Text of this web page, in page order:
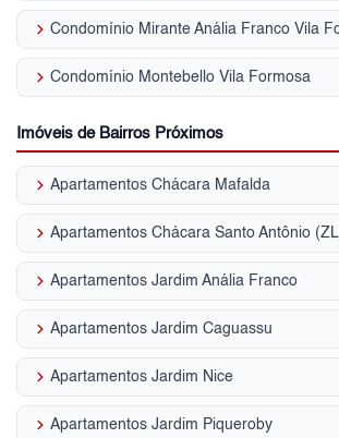
keyboard_arrow_right Condomínio Mirante Anália Franco Vila
keyboard_arrow_right Condomínio Montebello Vila Formosa
Imóveis de Bairros Próximos
keyboard_arrow_right Apartamentos Chácara Mafalda
keyboard_arrow_right Apartamentos Chácara Santo Antônio
keyboard_arrow_right Apartamentos Jardim Anália Franco
keyboard_arrow_right Apartamentos Jardim Caguassu
keyboard_arrow_right Apartamentos Jardim Nice
keyboard_arrow_right Apartamentos Jardim Piqueroby